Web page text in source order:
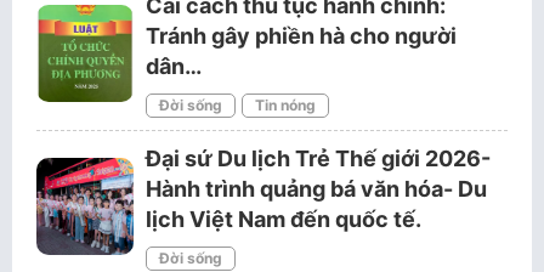
Cải cách thủ tục hành chính:
Tránh gây phiền hà cho người
dân…
Đời sống Tin nóng
Đại sứ Du lịch Trẻ Thế giới 2026-
Hành trình quảng bá văn hóa- Du
lịch Việt Nam đến quốc tế.
Đời sống